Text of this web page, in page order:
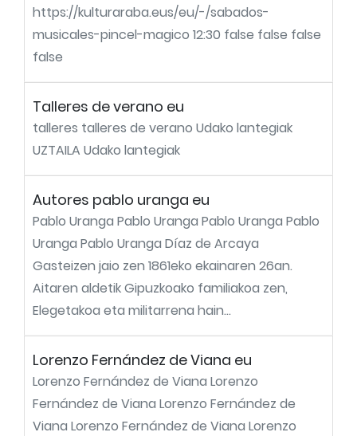
https://kulturaraba.eus/eu/-/sabados-
musicales-pincel-magico 12:30 false false false
false
Talleres de verano eu
talleres talleres de verano Udako lantegiak
UZTAILA Udako lantegiak
Autores pablo uranga eu
Pablo Uranga Pablo Uranga Pablo Uranga Pablo
Uranga Pablo Uranga Díaz de Arcaya
Gasteizen jaio zen 1861eko ekainaren 26an.
Aitaren aldetik Gipuzkoako familiakoa zen,
Elegetakoa eta militarrena hain...
Lorenzo Fernández de Viana eu
Lorenzo Fernández de Viana Lorenzo
Fernández de Viana Lorenzo Fernández de
Viana Lorenzo Fernández de Viana Lorenzo